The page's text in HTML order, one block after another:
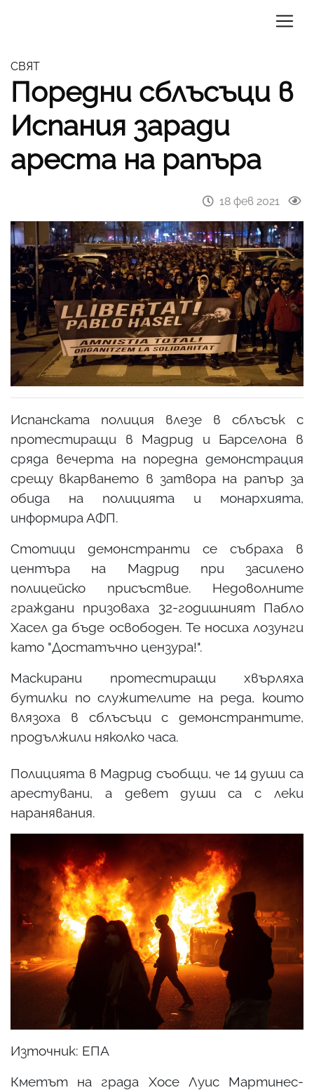
СВЯТ
Поредни сблъсъци в
Испания заради
ареста на рапъра
18 фев 2021
Испанската полиция влезе в сблъсък с
протестиращи в Мадрид и Барселона в
сряда вечерта на поредна демонстрация
срещу вкарването в затвора на рапър за
обида на полицията и монархията,
информира АФП.
Стотици демонстранти се събраха в
центъра на Мадрид при засилено
полицейско присъствие. Недоволните
граждани призоваха 32-годишният Пабло
Хасел да бъде освободен. Те носиха лозунги
като "Достатъчно цензура!".
Маскирани протестиращи хвърляха
бутилки по служителите на реда, които
влязоха в сблъсъци с демонстрантите,
продължили няколко часа.
Полицията в Мадрид съобщи, че 14 души са
арестувани, а девет души са с леки
наранявания.
Източник: ЕПА
Кметът на града Хосе Луис Мартинес-